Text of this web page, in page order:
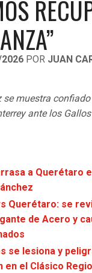
POR JUAN
se muestra
ante los
a Querétaro
Querétaro: se
de Acero y
se lesiona y
en el Clásico Regio